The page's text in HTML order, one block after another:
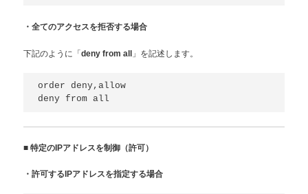
・全てのアクセスを拒否する場合
下記のように「deny from all 」を記述します。
order deny,allow
■特定のIPアドレスを制御（許可）
・許可するIPアドレスを指定する場合